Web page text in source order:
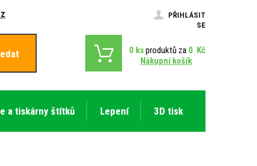
PŘIHLÁSIT
SE
0 ksproduktů za 0 Kč
Nákupní košík
a tiskárny štítků Lepení 3D tisk